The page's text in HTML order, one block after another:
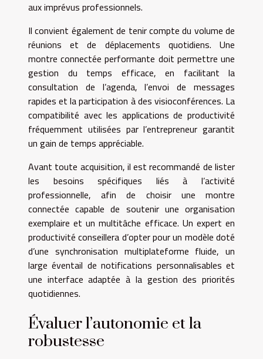
aux imprévus professionnels.
Il convient également de tenir compte du volume de
réunions et de déplacements quotidiens. Une
montre connectée performante doit permettre une
gestion du temps efficace, en facilitant la
consultation de l’agenda, l’envoi de messages
rapides et la participation à des visioconférences. La
compatibilité avec les applications de productivité
fréquemment utilisées par l’entrepreneur garantit
un gain de temps appréciable.
Avant toute acquisition, il est recommandé de lister
les besoins spécifiques liés à l’activité
professionnelle, afin de choisir une montre
connectée capable de soutenir une organisation
exemplaire et un multitâche efficace. Un expert en
productivité conseillera d’opter pour un modèle doté
d’une synchronisation multiplateforme fluide, un
large éventail de notifications personnalisables et
une interface adaptée à la gestion des priorités
quotidiennes.
Évaluer l’autonomie et la
robustesse